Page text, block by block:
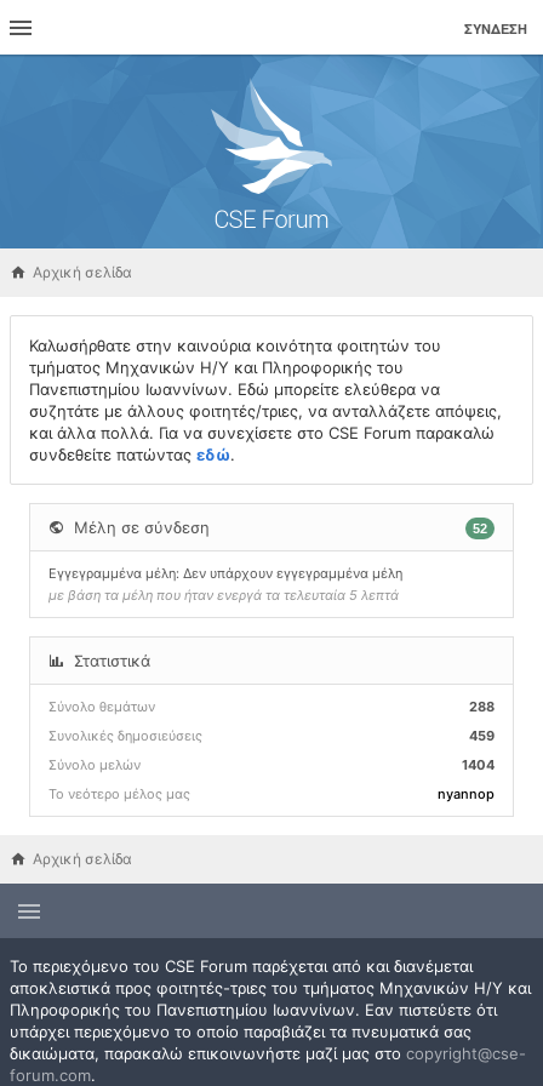
ΣΎΝΔΕΣΗ
Αρχική σελίδα
Καλωσήρθατε στην καινούρια κοινότητα φοιτητών του
τμήματος Μηχανικών Η/Υ και Πληροφορικής του
Πανεπιστημίου Ιωαννίνων. Εδώ μπορείτε ελεύθερα να
συζητάτε με άλλους φοιτητές/τριες, να ανταλλάζετε απόψεις,
και άλλα πολλά. Για να συνεχίσετε στο CSE Forum παρακαλώ
συνδεθείτε πατώντας εδώ.
Μέλη σε σύνδεση 52
Εγγεγραμμένα μέλη: Δεν υπάρχουν εγγεγραμμένα μέλη
με βάση τα μέλη που ήταν ενεργά τα τελευταία 5 λεπτά
Στατιστικά
Σύνολο θεμάτων
288
Συνολικές δημοσιεύσεις
459
Σύνολο μελών
1404
Το νεότερο μέλος μας
nyannop
Αρχική σελίδα
Το περιεχόμενο του CSE Forum παρέχεται από και διανέμεται
αποκλειστικά προς φοιτητές-τριες του τμήματος Μηχανικών Η/Υ και
Πληροφορικής του Πανεπιστημίου Ιωαννίνων. Εαν πιστεύετε ότι
υπάρχει περιεχόμενο το οποίο παραβιάζει τα πνευματικά σας
δικαιώματα, παρακαλώ επικοινωνήστε μαζί μας στο copyright@cse-
forum.com.